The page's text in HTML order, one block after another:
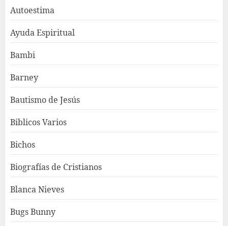
Autoestima
Ayuda Espiritual
Bambi
Barney
Bautismo de Jesús
Biblicos Varios
Bichos
Biografías de Cristianos
Blanca Nieves
Bugs Bunny